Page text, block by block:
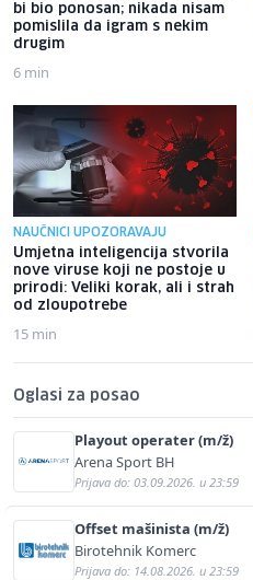
bi bio ponosan; nikada nisam
pomislila da igram s nekim
drugim
6 min
NAUČNICI UPOZORAVAJU
Umjetna inteligencija stvorila
nove viruse koji ne postoje u
prirodi: Veliki korak, ali i strah
od zloupotrebe
15 min
Oglasi za posao
Playout operater (m/ž)
Arena Sport BH
Prijava do: 03.09.2026. u 23:59
Offset mašinista (m/ž)
Birotehnik Komerc
Prijava do: 14.08.2026. u 23:59